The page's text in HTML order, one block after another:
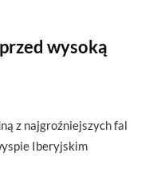
wysoką
z najgroźniejszych fal
Iberyjskim